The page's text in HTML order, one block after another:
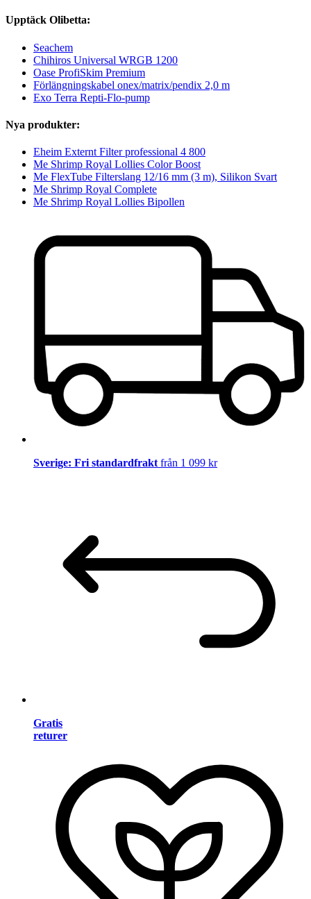
Upptäck Olibetta:
Seachem
Chihiros Universal WRGB 1200
Oase ProfiSkim Premium
Förlängningskabel onex/matrix/pendix 2,0 m
Exo Terra Repti-Flo-pump
Nya produkter:
Eheim Externt Filter professional 4 800
Me Shrimp Royal Lollies Color Boost
Me FlexTube Filterslang 12/16 mm (3 m), Silikon Svart
Me Shrimp Royal Complete
Me Shrimp Royal Lollies Bipollen
Sverige: Fri standardfrakt från 1 099 kr
Gratis
returer